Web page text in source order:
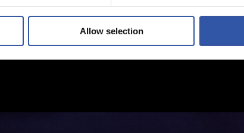
Allow selection